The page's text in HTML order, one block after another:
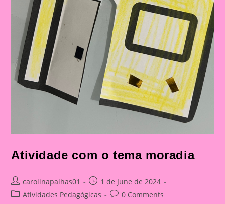
Atividade com o tema moradia
Post
author:
carolinapalhas01
Post
published:
1 de June de 2024
PostAtividades Pedagógicas
Post0 Comments